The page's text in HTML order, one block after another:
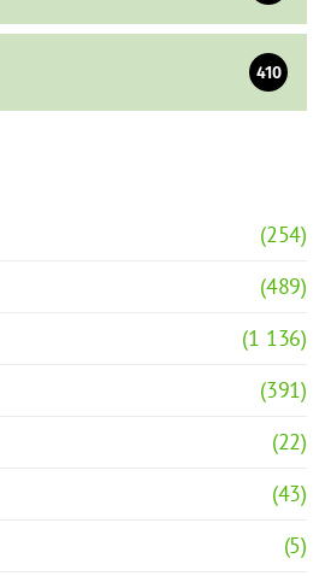
410
(254)
(489)
(1 136)
(391)
(22)
(43)
(5)